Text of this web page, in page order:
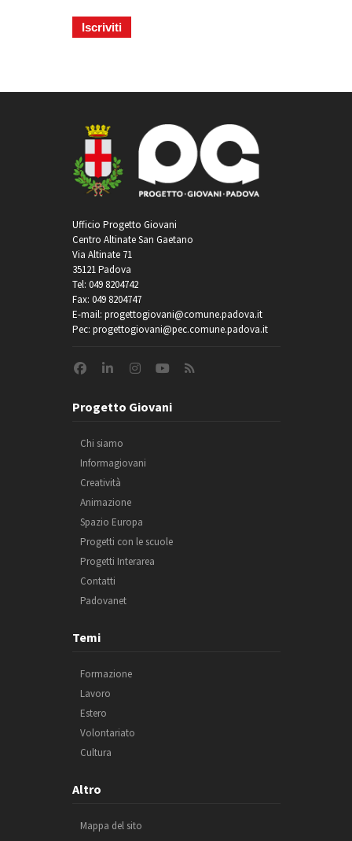
Ufficio Progetto Giovani
Centro Altinate San Gaetano
Via Altinate 71
35121 Padova
Tel: 049 8204742
Fax: 049 8204747
E-mail: progettogiovani@comune.padova.it
Pec: progettogiovani@pec.comune.padova.it
Progetto Giovani
Chi siamo
Informagiovani
Creatività
Animazione
Spazio Europa
Progetti con le scuole
Progetti Interarea
Contatti
Padovanet
Temi
Formazione
Lavoro
Estero
Volontariato
Cultura
Altro
Mappa del sito